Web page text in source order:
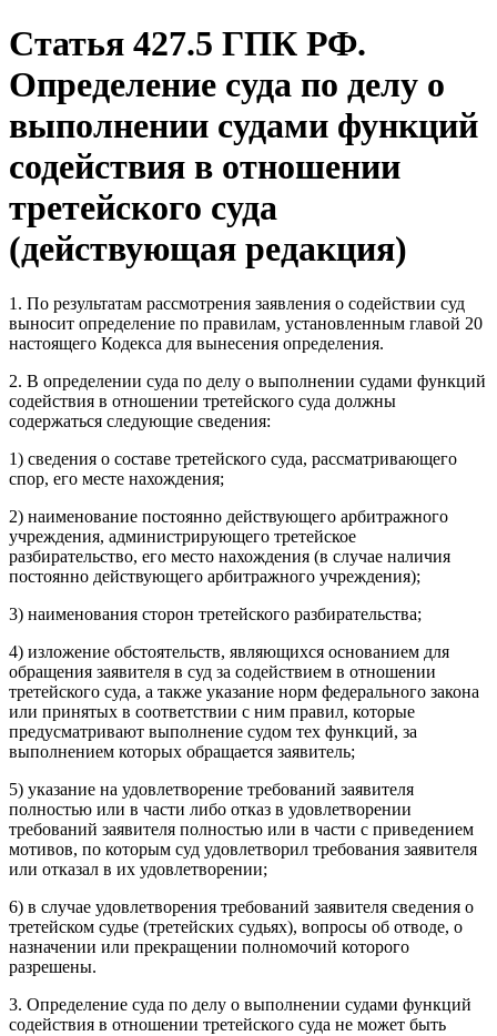
Статья 427.5 ГПК РФ.
Определение суда по делу о
выполнении судами функций
содействия в отношении
третейского суда
(действующая редакция)
1. По результатам рассмотрения заявления о содействии суд
выносит определение по правилам, установленным главой 20
настоящего Кодекса для вынесения определения.
2. В определении суда по делу о выполнении судами функций
содействия в отношении третейского суда должны
содержаться следующие сведения:
1) сведения о составе третейского суда, рассматривающего
спор, его месте нахождения;
2) наименование постоянно действующего арбитражного
учреждения, администрирующего третейское
разбирательство, его место нахождения (в случае наличия
постоянно действующего арбитражного учреждения);
3) наименования сторон третейского разбирательства;
4) изложение обстоятельств, являющихся основанием для
обращения заявителя в суд за содействием в отношении
третейского суда, а также указание норм федерального закона
или принятых в соответствии с ним правил, которые
предусматривают выполнение судом тех функций, за
выполнением которых обращается заявитель;
5) указание на удовлетворение требований заявителя
полностью или в части либо отказ в удовлетворении
требований заявителя полностью или в части с приведением
мотивов, по которым суд удовлетворил требования заявителя
или отказал в их удовлетворении;
6) в случае удовлетворения требований заявителя сведения о
третейском судье (третейских судьях), вопросы об отводе, о
назначении или прекращении полномочий которого
разрешены.
3. Определение суда по делу о выполнении судами функций
содействия в отношении третейского суда не может быть